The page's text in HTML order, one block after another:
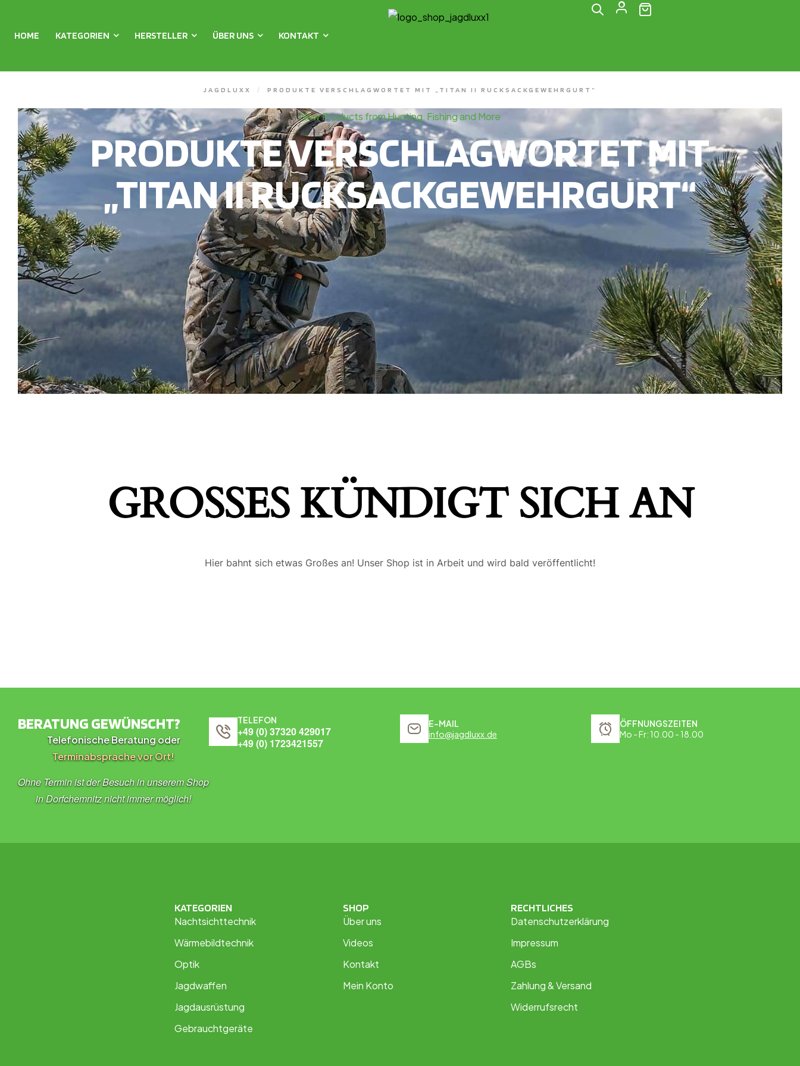
HOME KATEGORIEN HERSTELLER ÜBER UNS KONTAKT
JAGDLUXX / PRODUKTE VERSCHLAGWORTET MIT „TITAN II RUCKSACKGEWEHRGURT“
New Products from Hunting, Fishing and More
PRODUKTE VERSCHLAGWORTET MIT
„TITAN II RUCKSACKGEWEHRGURT“
GROSSES KÜNDIGT SICH AN
Hier bahnt sich etwas Großes an! Unser Shop ist in Arbeit und wird bald veröffentlicht!
BERATUNG GEWÜNSCHT?
Telefonische Beratung oder
Terminabsprache vor Ort!
Ohne Termin ist der Besuch in unserem Shop
in Dorfchemnitz nicht immer möglich!
TELEFON
+49 (0) 37320 429017
+49 (0) 1723421557
E-MAIL
info@jagdluxx.de
ÖFFNUNGSZEITEN
Mo - Fr: 10.00 - 18.00
KATEGORIEN
Nachtsichttechnik
Wärmebildtechnik
Optik
Jagdwaffen
Jagdausrüstung
Gebrauchtgeräte
SHOP
Über uns
Videos
Kontakt
Mein Konto
RECHTLICHES
Datenschutzerklärung
Impressum
AGBs
Zahlung & Versand
Widerrufsrecht